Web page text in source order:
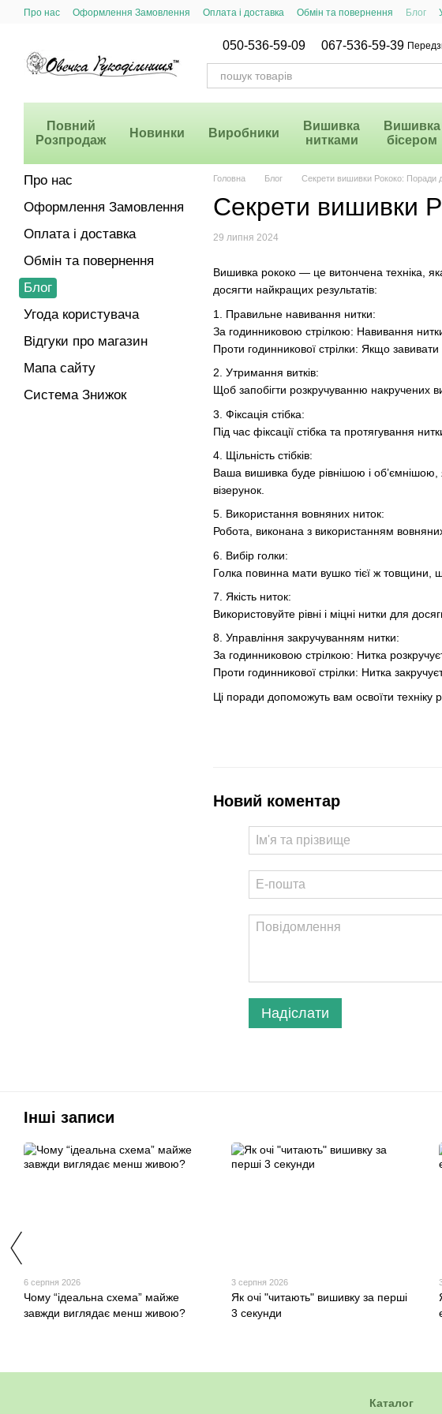
Перейти до основного контенту
Про нас Оформлення Замовлення Оплата і доставка Обмін та повернення Блог
050-536-59-09 067-536-59-39
Повний
Розпродаж
Новинки Виробники
Вишивка
нитками
Вишивка
бісером
Головна Блог Секрети вишивки Рококо: Поради
Секрети вишивки
29 липня 2024
Вишивка рококо — це витончена техніка,
досягти найкращих результатів:
1. Правильне навивання нитки:
За годинниковою стрілкою: Навивання
Проти годинникової стрілки: Якщо
2. Утримання витків:
Щоб запобігти розкручуванню накручених
3. Фіксація стібка:
Під час фіксації стібка та протягування
4. Щільність стібків:
Ваша вишивка буде рівнішою і
візерунок.
5. Використання вовняних ниток:
Робота, виконана з використанням
6. Вибір голки:
Голка повинна мати вушко тієї ж товщини,
7. Якість ниток:
Використовуйте рівні і міцні нитки для
8. Управління закручуванням нитки:
За годинниковою стрілкою: Нитка
Проти годинникової стрілки: Нитка
Ці поради допоможуть вам освоїти техніку
Новий коментар
Надіслати
Про нас
Оформлення Замовлення
Оплата і доставка
Обмін та повернення
Блог
Угода користувача
Відгуки про магазин
Мапа сайту
Система Знижок
Інші записи
6 серпня 2026
Чому “ідеальна схема” майже
завжди виглядає менш живою?
3 серпня 2026
Як очі "читають" вишивку за перші
3 секунди
Каталог